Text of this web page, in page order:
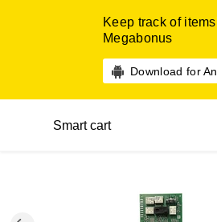
Keep track of
Megabonus
Download for
Smart cart